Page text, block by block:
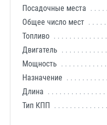
Посадочные места
Общее число мест
Топливо
Двигатель
Мощность
Назначение
Длина
Тип КПП